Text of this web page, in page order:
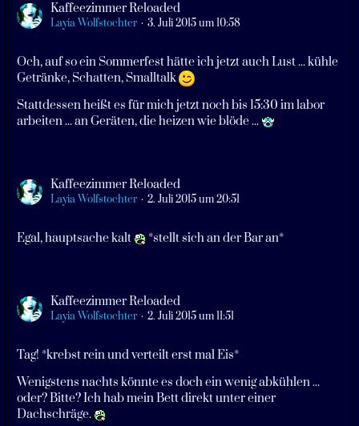
Kaffeezimmer Reloaded
Layia Wolfstochter 3. Juli 2015 um 10:58
Och, auf so ein Sommerfest hätte ich jetzt auch Lust ... kühle
Getränke, Schatten, Smalltalk
Stattdessen heißt es für mich jetzt noch bis 15:30 im labor
arbeiten ... an Geräten, die heizen wie blöde ...
Kaffeezimmer Reloaded
Layia Wolfstochter 2. Juli 2015 um 20:51
Egal, hauptsache kalt *stellt sich an der Bar an*
Kaffeezimmer Reloaded
Layia Wolfstochter 2. Juli 2015 um 11:51
Tag! *krebst rein und verteilt erst mal Eis*
Wenigstens nachts könnte es doch ein wenig abkühlen ...
oder? Bitte? Ich hab mein Bett direkt unter einer
Dachschräge.